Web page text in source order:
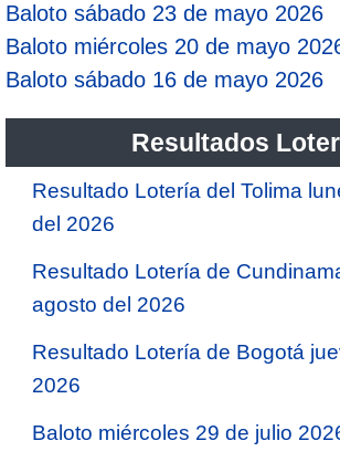
Baloto sábado 23 de mayo 2026
Baloto miércoles 20 de mayo
Baloto sábado 16 de mayo 2026
Resultados
Resultado Lotería del Tolima
del 2026
Resultado Lotería de
agosto del 2026
Resultado Lotería de Bogotá
2026
Baloto miércoles 29 de julio